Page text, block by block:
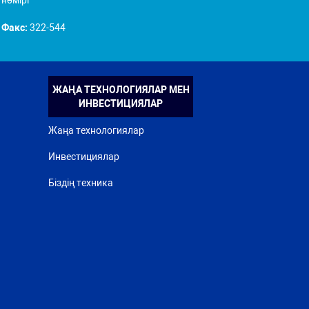
Факс: 322-544
ЖАҢА ТЕХНОЛОГИЯЛАР МЕН
ИНВЕСТИЦИЯЛАР
Жаңа технологиялар
Инвестициялар
Біздің техника